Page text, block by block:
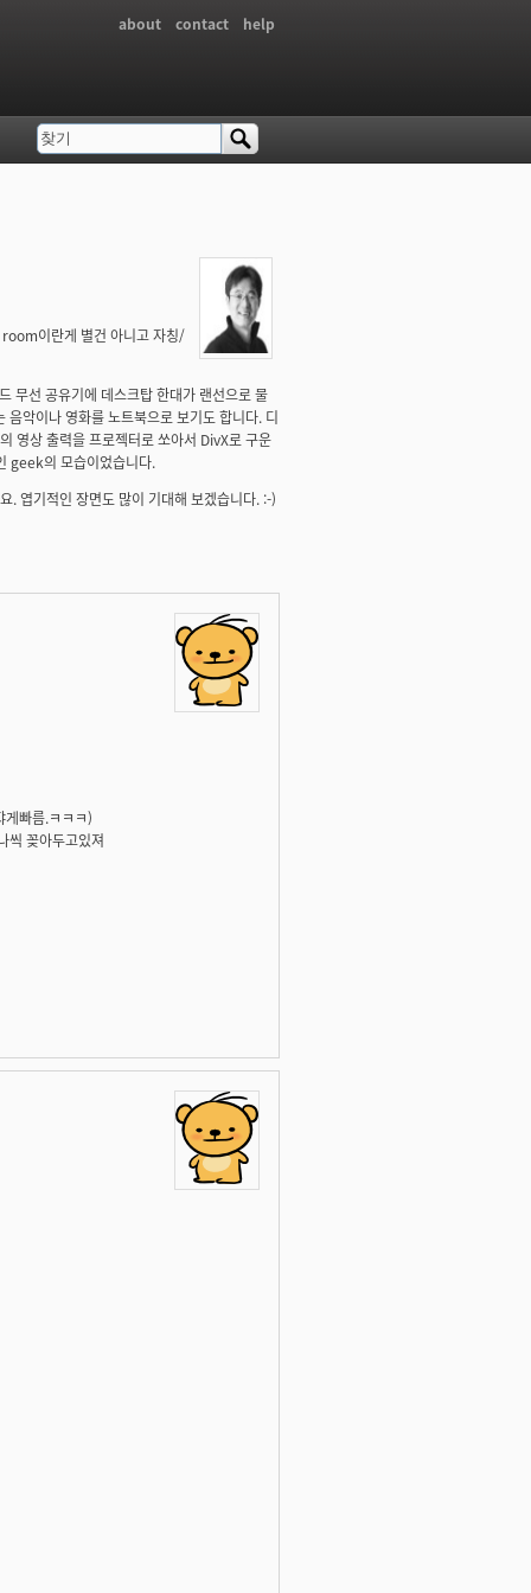
about contact help
이란게 별건 아니고 자칭/
무선 공유기에 데스크탑 한대가 랜선으로 물
악이나 영화를 노트북으로 보기도 합니다. 디
영상 출력을 프로젝터로 쏘아서 DivX로 구운
geek의 모습이었습니다.
. 엽기적인 장면도 많이 기대해 보겠습니다. :-)
빠름.ㅋㅋㅋ)
꽂아두고있져
검색 폼
찾기